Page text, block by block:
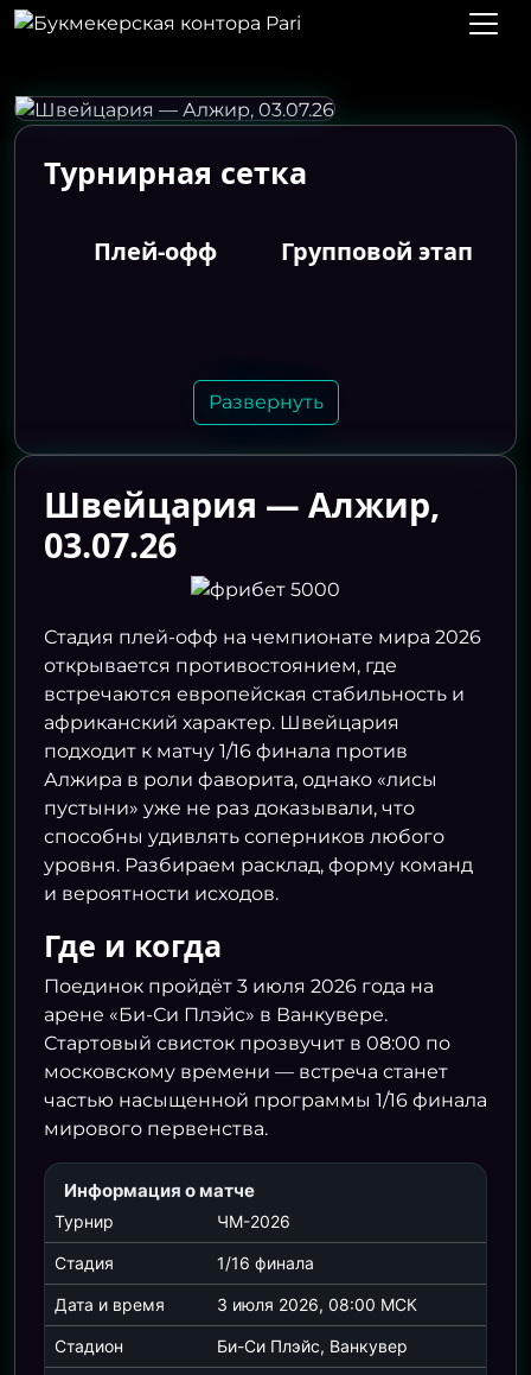
Турнирная сетка
Плей-офф Групповой этап
Развернуть
Швейцария — Алжир,
03.07.26
Стадия плей-офф на чемпионате мира 2026
открывается противостоянием, где
встречаются европейская стабильность и
африканский характер. Швейцария
подходит к матчу 1/16 финала против
Алжира в роли фаворита, однако «лисы
пустыни» уже не раз доказывали, что
способны удивлять соперников любого
уровня. Разбираем расклад, форму команд
и вероятности исходов.
Где и когда
Поединок пройдёт 3 июля 2026 года на
арене «Би-Си Плэйс» в Ванкувере.
Стартовый свисток прозвучит в 08:00 по
московскому времени — встреча станет
частью насыщенной программы 1/16 финала
мирового первенства.
Информация о матче
Турнир ЧМ-2026
Стадия 1/16 финала
Дата и время 3 июля 2026, 08:00 МСК
Стадион Би-Си Плэйс, Ванкувер